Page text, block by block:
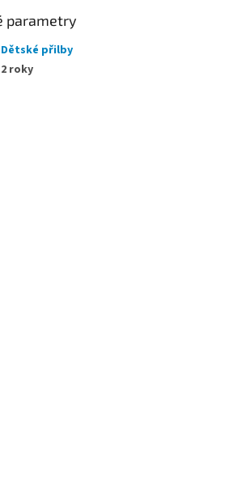
parametry
Dětské přilby
2 roky